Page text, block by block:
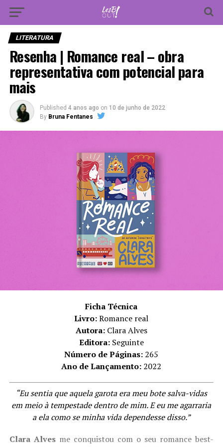
LITERATURA
Resenha | Romance real – obra
representativa com potencial para
mais
Published 4 anos ago on 10 de junho de 2022
By Bruna Fentanes
Ficha Técnica
Livro:Romance real
Autora: Clara Alves
Editora:Seguinte
Número de Páginas: 265
Ano de Lançamento: 2022
“Eu sentia que aquela garota era meu bote salva-vidas
em meio à tempestade dentro de mim. E eu me agarraria
a ela como se minha vida dependesse disso.”
Clara Alvesme conquistou com o seu romance best-
Vá para versão mobile